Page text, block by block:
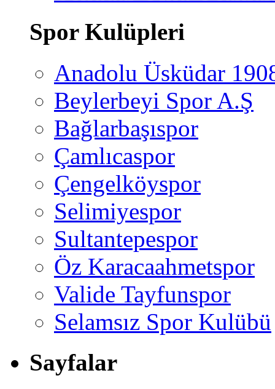
Spor Kulüpleri
Anadolu Üsküdar
Beylerbeyi Spor A.Ş
Bağlarbaşıspor
Çamlıcaspor
Çengelköyspor
Selimiyespor
Sultantepespor
Öz Karacaahmetspor
Valide Tayfunspor
Selamsız Spor Kulübü
Sayfalar